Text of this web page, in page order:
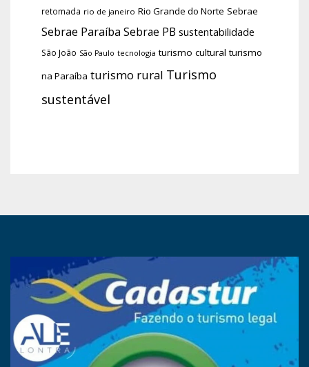
retomada rio de janeiro Rio Grande do Norte Sebrae
Sebrae Paraíba Sebrae PB sustentabilidade
São João São Paulo tecnologia turismo cultural turismo
na Paraíba turismo rural Turismo
sustentável